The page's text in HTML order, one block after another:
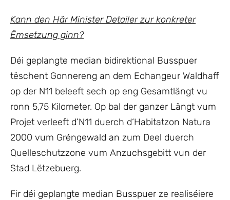
Kann den Här Minister Detailer zur konkreter
Ëmsetzung ginn?
Déi geplangte median bidirektional Busspuer
tëschent Gonnereng an dem Echangeur Waldhaff
op der N11 beleeft sech op eng Gesamtlängt vu
ronn 5,75 Kilometer. Op bal der ganzer Längt vum
Projet verleeft d’N11 duerch d‘Habitatzon Natura
2000 vum Gréngewald an zum Deel duerch
Quelleschutzzone vum Anzuchsgebitt vun der
Stad Lëtzebuerg.
Fir déi geplangte median Busspuer ze realiséiere